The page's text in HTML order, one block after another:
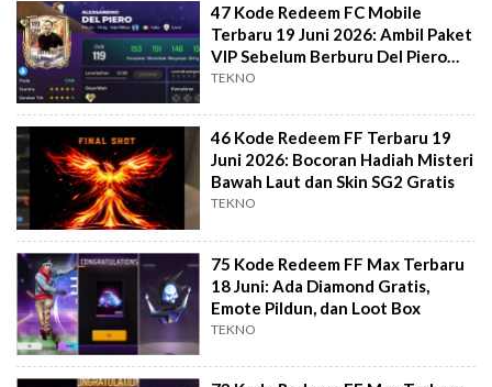
47 Kode Redeem FC Mobile
Terbaru 19 Juni 2026: Ambil Paket
VIP Sebelum Berburu Del Piero
Murah
TEKNO
46 Kode Redeem FF Terbaru 19
Juni 2026: Bocoran Hadiah Misteri
Bawah Laut dan Skin SG2 Gratis
TEKNO
75 Kode Redeem FF Max Terbaru
18 Juni: Ada Diamond Gratis,
Emote Pildun, dan Loot Box
TEKNO